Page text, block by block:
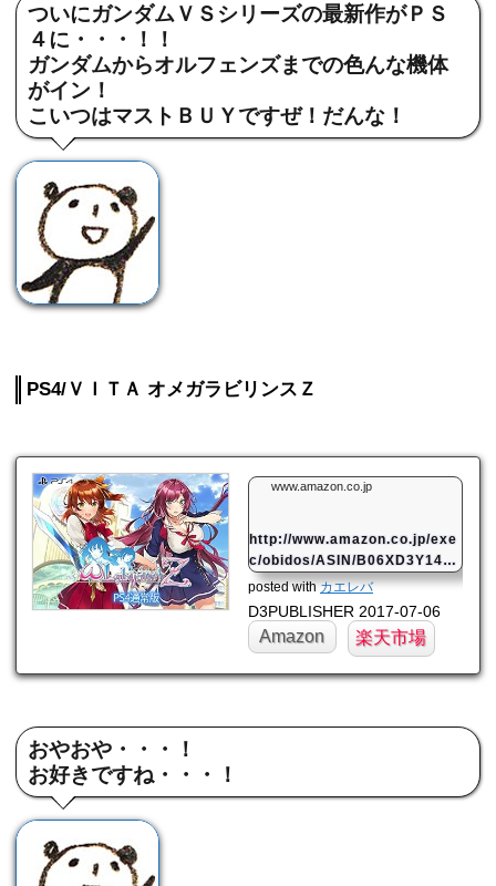
ついにガンダムＶＳシリーズの最新作がＰＳ
４に・・・！！
ガンダムからオルフェンズまでの色んな機体
がイン！
こいつはマストＢＵＹですぜ！だんな！
PS4/ＶＩＴＡ オメガラビリンスＺ
www.amazon.co.jp
http://www.amazon.co.jp/exe
c/obidos/ASIN/B06XD3Y148/
mahome94-22/
posted withカエレバ
D3PUBLISHER 2017-07-06
Amazon 楽天市場
おやおや・・・！
お好きですね・・・！